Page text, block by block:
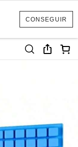
CONSEGUIR